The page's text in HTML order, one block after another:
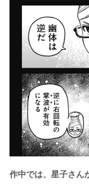
作中では、星子さん